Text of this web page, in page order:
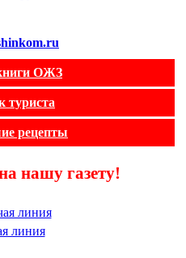
ОЖЗ
туриста
рецепты
нашу газету!
линия